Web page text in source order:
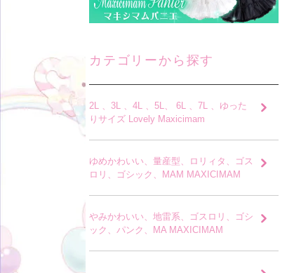
カテゴリーから探す
2L 、3L 、4L 、5L、 6L 、7L 、ゆった
りサイズ Lovely Maxicimam
ゆめかわいい、量産型、ロリィタ、ゴス
ロリ、ゴシック、MAM MAXICIMAM
やみかわいい、地雷系、ゴスロリ、ゴシ
ック、パンク、MA MAXICIMAM